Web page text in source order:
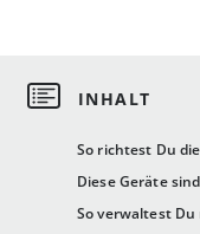
So richtest Du
Diese Geräte
So verwaltest